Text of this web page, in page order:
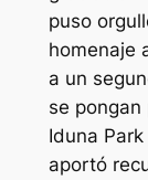
puso
homenaje
a un
se pongan
Iduna
aportó